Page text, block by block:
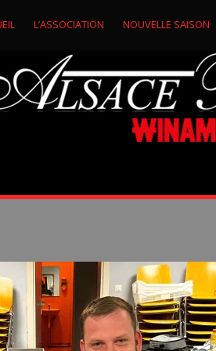
L’ASSOCIATION NOUVELLE SAISON